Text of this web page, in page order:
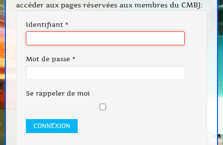
accéder aux pages réservées aux membres du CMBJ:
Identifiant *
Mot de passe *
Se rappeler de moi
CONNEXION